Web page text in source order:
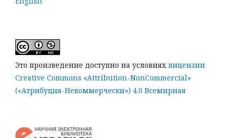
Это произведение доступно на условиях лицензии
Creative Commons «Attribution-NonCommercial»
(«Атрибуция-Некоммерчески») 4.0 Всемирная